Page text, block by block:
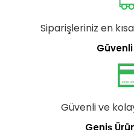
Siparişleriniz en
Güvenli
Güvenli ve
Geniş